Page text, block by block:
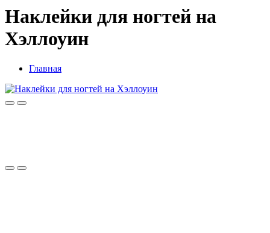
Наклейки для ногтей на
Хэллоуин
Главная